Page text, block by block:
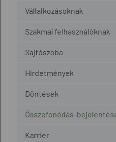
Vállalkozásoknak
Szakmai felhasználóknak
Sajtószoba
Hirdetmények
Döntések
Összefonódás-
Karrier